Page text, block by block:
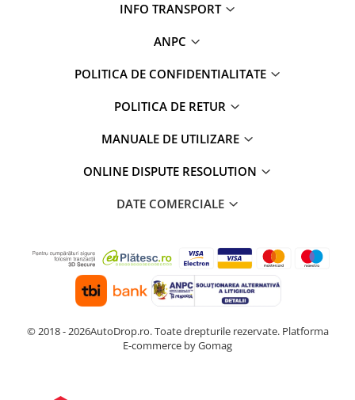
INFO TRANSPORT
ANPC
POLITICA DE CONFIDENTIALITATE
POLITICA DE RETUR
MANUALE DE UTILIZARE
ONLINE DISPUTE RESOLUTION
DATE COMERCIALE
© 2018 - 2026AutoDrop.ro. Toate drepturile rezervate. Platforma
E-commerce by Gomag